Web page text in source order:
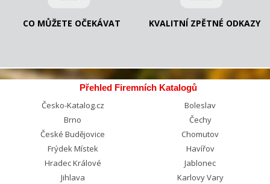
CO MŮŽETE OČEKÁVAT KVALITNÍ ZPĚTNÉ ODKAZY
Přehled Firemních Katalogů
Česko-Katalog.cz
Boleslav
Brno
Čechy
České Budějovice
Chomutov
Frýdek Místek
Havířov
Hradec Králové
Jablonec
Jihlava
Karlovy Vary